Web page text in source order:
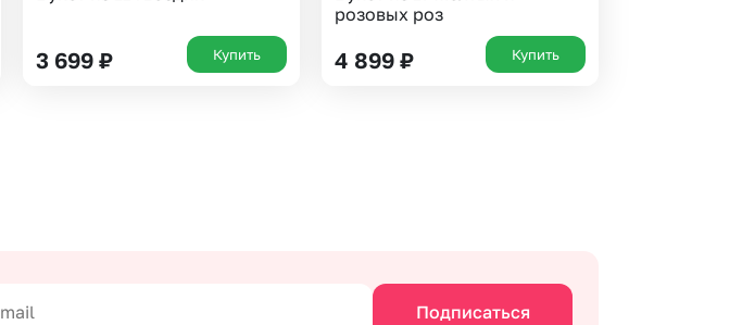
3 699 ₽ Купить
розовых роз
4 899 ₽ Купить
Подписаться